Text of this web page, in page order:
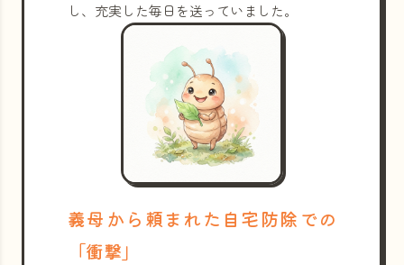
し、充実した毎日を送っていました。
義母から頼まれた自宅防除での
「衝撃」